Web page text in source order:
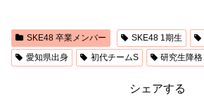
SKE48 卒業メンバー SKE48 1期生
愛知県出身
初代チームS 研究生降格
シェアする